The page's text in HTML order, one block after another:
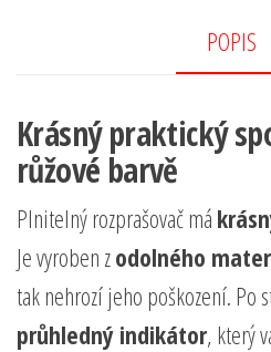
POPIS
Krásný praktický
růžové barvě
Plnitelný rozprašovač má
Je vyroben zodolného
tak nehrozí jeho poškození. Po
průhledný indikátor, který